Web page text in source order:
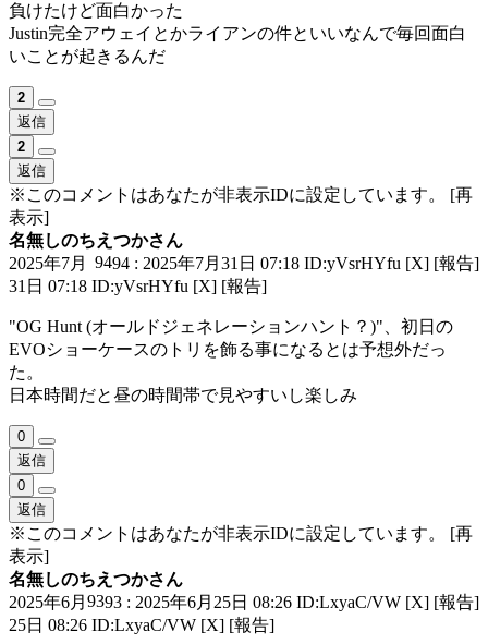
負けたけど面白かった
Justin完全アウェイとかライアンの件といいなんで毎回面白
いことが起きるんだ
2
返信
2
返信
※このコメントはあなたが非表示IDに設定しています。 [再
表示]
名無しのちえつかさん
94 : 2025年7月31日 07:18 ID:yVsrHYfu [X] [報告]
94
2025年7月
31日 07:18 ID:yVsrHYfu [X] [報告]
"OG Hunt (オールドジェネレーションハント？)"、初日の
EVOショーケースのトリを飾る事になるとは予想外だっ
た。
日本時間だと昼の時間帯で見やすいし楽しみ
0
返信
0
返信
※このコメントはあなたが非表示IDに設定しています。 [再
表示]
名無しのちえつかさん
93 : 2025年6月25日 08:26 ID:LxyaC/VW [X] [報告]
93
2025年6月
25日 08:26 ID:LxyaC/VW [X] [報告]